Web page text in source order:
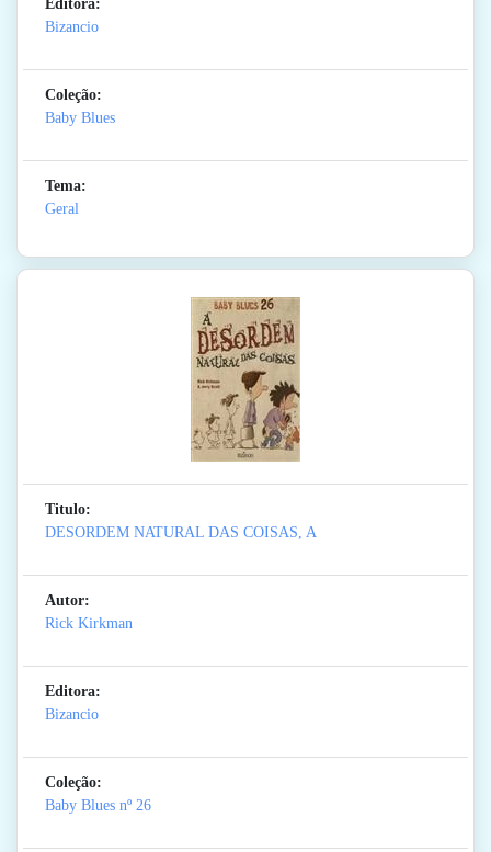
Editora:
Bizancio
Coleção:
Baby Blues
Tema:
Geral
Titulo:
DESORDEM NATURAL DAS COISAS, A
Autor:
Rick Kirkman
Editora:
Bizancio
Coleção:
Baby Blues nº 26